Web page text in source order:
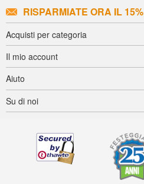
RISPARMIATE ORA IL 15%
Acquisti per categoria
Il mio account
Aiuto
Su di noi